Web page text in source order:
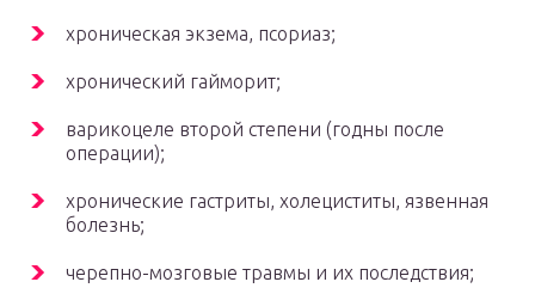
хроническая экзема, псориаз;
хронический гайморит;
варикоцеле второй степени (годны после
операции);
хронические гастриты, холециститы, язвенная
болезнь;
черепно-мозговые травмы и их последствия;